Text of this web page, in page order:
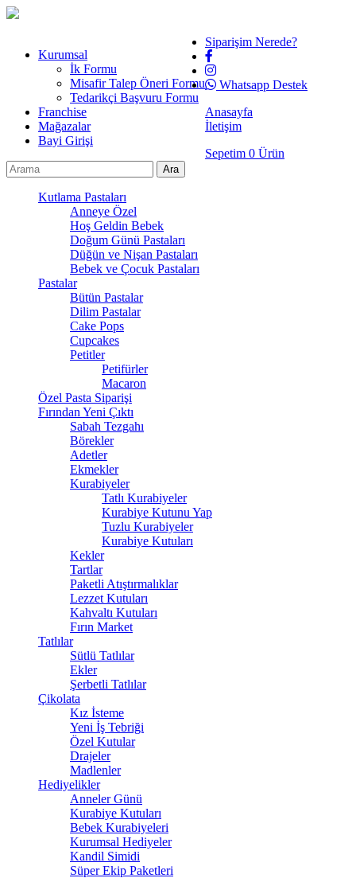
Kurumsal
İk Formu
Misafir Talep Öneri Formu
Tedarikçi Başvuru Formu
Franchise
Mağazalar
Bayi Girişi
Siparişim Nerede?
Whatsapp Destek
Anasayfa
İletişim
Sepetim 0 Ürün
Kutlama Pastaları
Anneye Özel
Hoş Geldin Bebek
Doğum Günü Pastaları
Düğün ve Nişan Pastaları
Bebek ve Çocuk Pastaları
Pastalar
Bütün Pastalar
Dilim Pastalar
Cake Pops
Cupcakes
Petitler
Petifürler
Macaron
Özel Pasta Siparişi
Fırından Yeni Çıktı
Sabah Tezgahı
Börekler
Adetler
Ekmekler
Kurabiyeler
Tatlı Kurabiyeler
Kurabiye Kutunu Yap
Tuzlu Kurabiyeler
Kurabiye Kutuları
Kekler
Tartlar
Paketli Atıştırmalıklar
Lezzet Kutuları
Kahvaltı Kutuları
Fırın Market
Tatlılar
Sütlü Tatlılar
Ekler
Şerbetli Tatlılar
Çikolata
Kız İsteme
Yeni İş Tebriği
Özel Kutular
Drajeler
Madlenler
Hediyelikler
Anneler Günü
Kurabiye Kutuları
Bebek Kurabiyeleri
Kurumsal Hediyeler
Kandil Simidi
Süper Ekip Paketleri